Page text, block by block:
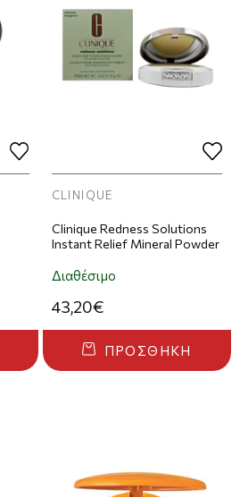
CLINIQUE
Clinique Redness Solutions
Instant Relief Mineral Powder
Διαθέσιμο
43,20€
ΠΡΟΣΘΉΚΗ